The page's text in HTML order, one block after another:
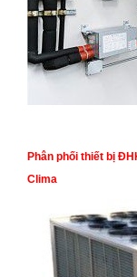
Phân phối thiết bị
Clima